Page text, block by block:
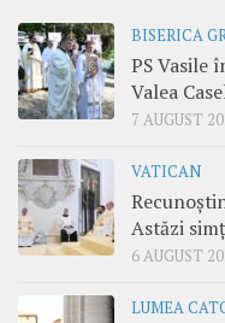
BISERICA
PS Vasile
Valea
7 AUGUST
VATICAN
Astăzi
6 AUGUST
LUMEA